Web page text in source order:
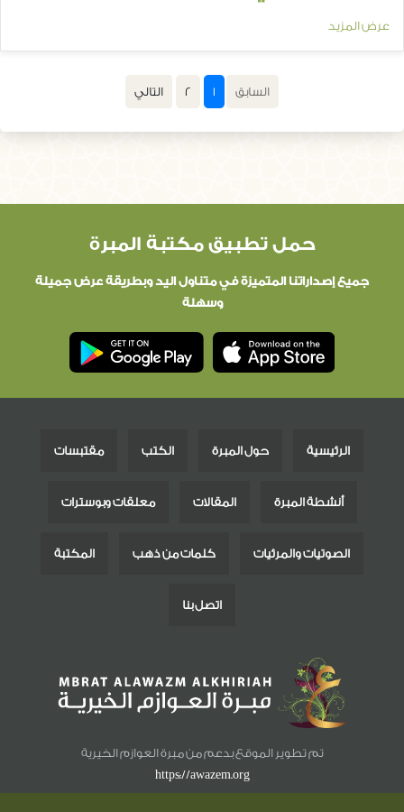
عرض المزيد
السابق 1
2 التالي
حمل تطبيق مكتبة المبرة
جميع إصداراتنا المتميزة في متناول اليد وبطريقة عرض جميلة
وسهلة
الرئيسية حول المبرة الكتب مقتبسات
أنشطة المبرة المقالات معلقات وبوسترات
الصوتيات والمرئيات كلمات من ذهب المكتبة
اتصل بنا
تم تطوير الموقع بدعم من مبرة العوازم الخيرية
https://awazem.org